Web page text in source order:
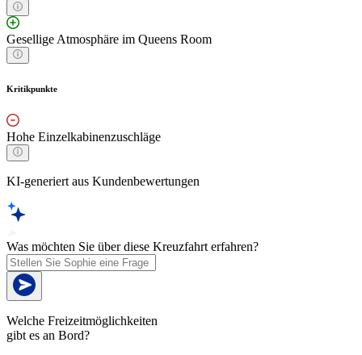
Gesellige Atmosphäre im Queens Room
Kritikpunkte
Hohe Einzelkabinenzuschläge
KI-generiert aus Kundenbewertungen
Was möchten Sie über diese Kreuzfahrt erfahren?
Welche Freizeitmöglichkeiten
gibt es an Bord?